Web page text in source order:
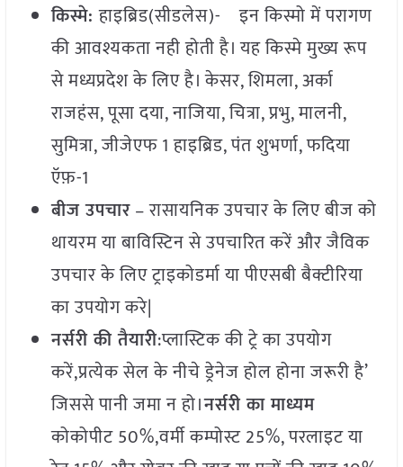
किस्मे: हाइब्रिड(सीडलेस)- इन किस्मो में परागण
की आवश्यकता नही होती है। यह किस्मे मुख्य रूप
से मध्यप्रदेश के लिए है। केसर, शिमला, अर्का
राजहंस, पूसा दया, नाजिया, चित्रा, प्रभु, मालनी,
सुमित्रा, जीजेएफ 1 हाइब्रिड, पंत शुभर्णा, फदिया
ऍफ़-1
बीजउपचार– रासायनिक उपचार के लिए बीज को
थायरम या बाविस्टिन से उपचारित करें और जैविक
उपचार के लिए ट्राइकोडर्मा या पीएसबी बैक्टीरिया
का उपयोग करे|
नर्सरीकीतैयारी:प्लास्टिक की ट्रे का उपयोग
करें,प्रत्येक सेल के नीचे ड्रेनेज होल होना जरूरी है’
जिससे पानी जमा न हो।नर्सरीकामाध्यम
कोकोपीट 50%,वर्मी कम्पोस्ट 25%, परलाइट या